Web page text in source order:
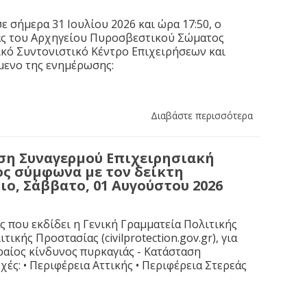
σήμερα 31 Ιουλίου 2026 και ώρα 17:50, ο
του Αρχηγείου Πυροσβεστικού Σώματος
Συντονιστικό Κέντρο Επιχειρήσεων και
της ενημέρωσης:
Διαβάστε περισσότερα
Συναγερμού Επιχειρησιακή
σύμφωνα με τον δείκτη
Σάββατο, 01 Αυγούστου 2026
εκδίδει η Γενική Γραμματεία Πολιτικής
Προστασίας (civilprotection.gov.gr), για
κίνδυνος πυρκαγιάς - Κατάσταση
• Περιφέρεια Αττικής • Περιφέρεια Στερεάς